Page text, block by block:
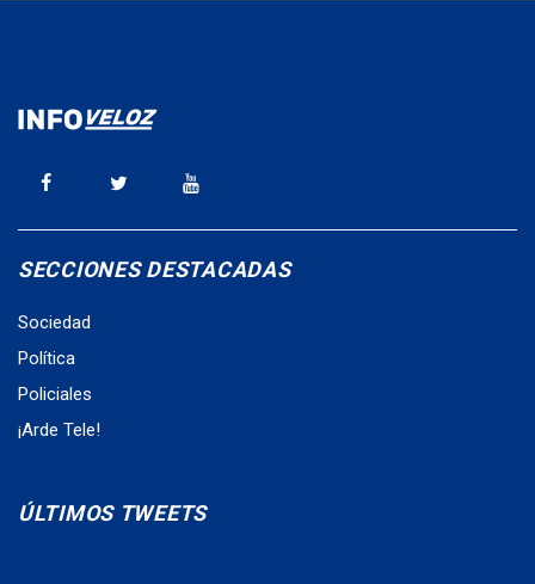
SECCIONES DESTACADAS
Sociedad
Política
Policiales
¡Arde Tele!
ÚLTIMOS TWEETS